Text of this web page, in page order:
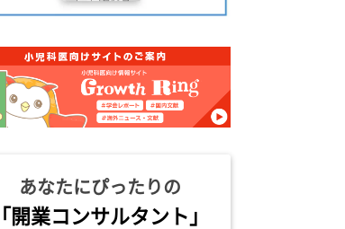
あなたにぴったりの
「開業コンサルタント」